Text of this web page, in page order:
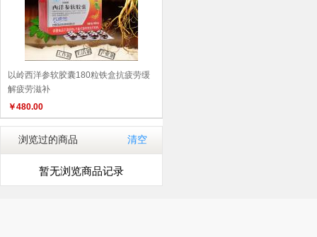
以岭西洋参软胶囊180粒铁盒抗疲劳缓
解疲劳滋补
￥480.00
浏览过的商品 清空
暂无浏览商品记录